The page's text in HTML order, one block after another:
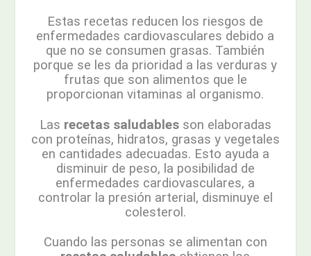
Estas recetas reducen los riesgos de
enfermedades cardiovasculares debido a
que no se consumen grasas. También
porque se les da prioridad a las verduras y
frutas que son alimentos que le
proporcionan vitaminas al organismo.
Las recetas saludables son elaboradas
con proteínas, hidratos, grasas y vegetales
en cantidades adecuadas. Esto ayuda a
disminuir de peso, la posibilidad de
enfermedades cardiovasculares, a
controlar la presión arterial, disminuye el
colesterol.
Cuando las personas se alimentan con